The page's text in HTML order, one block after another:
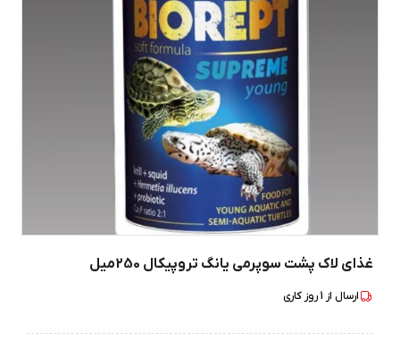
غذای لاک پشت سوپرمی یانگ تروپیکال 250میل
ارسال از 1روز کاری